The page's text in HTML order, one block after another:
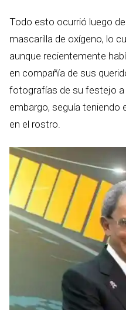
Todo esto ocurrió luego
mascarilla de oxígeno, lo
aunque recientemente
en compañía de sus
fotografías de su festejo a
embargo, seguía
en el rostro.